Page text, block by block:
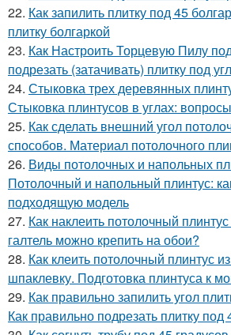
22. Как запилить плитку под 45
плитку болгаркой
23. Как Настроить Торцевую Пилу
подрезать (затачивать) плитку под
24. Стыковка трех деревянных
Стыковка плинтусов в углах:
25. Как сделать внешний угол
способов. Материал потолочного
26. Виды потолочных и напольных
Потолочный и напольный плинтус:
подходящую модель
27. Как наклеить потолочный
галтель можно крепить на обои?
28. Как клеить потолочный плинтус
шпаклевку. Подготовка плинтуса к
29. Как правильно запилить угол
Как правильно подрезать плитку под